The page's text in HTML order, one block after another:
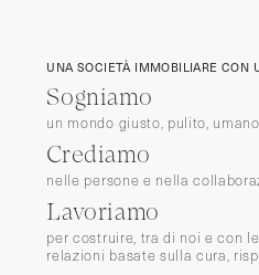
UNA SOCIETÀ IMMOBILIARE CON
Sogniamo
un mondo giusto, pulito, umano.
Crediamo
nelle persone e nella
Lavoriamo
per costruire, tra di noi e con
relazioni basate sulla cura,